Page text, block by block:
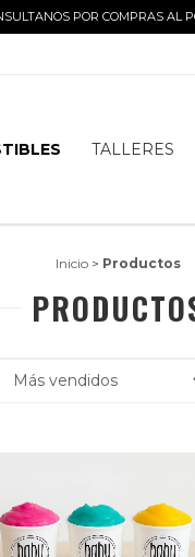
POR COMPRAS AL
TALLERES
Inicio > Productos